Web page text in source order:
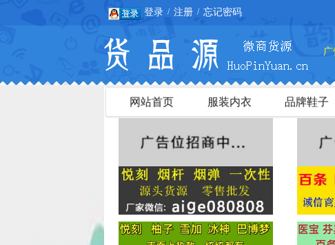
登录 / 注册 / 忘记密码
网站首页 服装内衣 品牌鞋子